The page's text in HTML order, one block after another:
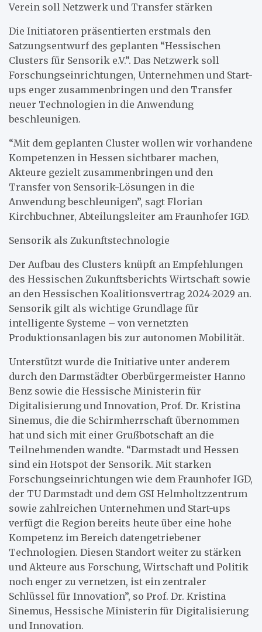
Verein soll Netzwerk und Transfer stärken
Die Initiatoren präsentierten erstmals den
Satzungsentwurf des geplanten “Hessischen
Clusters für Sensorik e.V.”. Das Netzwerk soll
Forschungseinrichtungen, Unternehmen und Start-
ups enger zusammenbringen und den Transfer
neuer Technologien in die Anwendung
beschleunigen.
“Mit dem geplanten Cluster wollen wir vorhandene
Kompetenzen in Hessen sichtbarer machen,
Akteure gezielt zusammenbringen und den
Transfer von Sensorik-Lösungen in die
Anwendung beschleunigen”, sagt Florian
Kirchbuchner, Abteilungsleiter am Fraunhofer IGD.
Sensorik als Zukunftstechnologie
Der Aufbau des Clusters knüpft an Empfehlungen
des Hessischen Zukunftsberichts Wirtschaft sowie
an den Hessischen Koalitionsvertrag 2024-2029 an.
Sensorik gilt als wichtige Grundlage für
intelligente Systeme – von vernetzten
Produktionsanlagen bis zur autonomen Mobilität.
Unterstützt wurde die Initiative unter anderem
durch den Darmstädter Oberbürgermeister Hanno
Benz sowie die Hessische Ministerin für
Digitalisierung und Innovation, Prof. Dr. Kristina
Sinemus, die die Schirmherrschaft übernommen
hat und sich mit einer Grußbotschaft an die
Teilnehmenden wandte. “Darmstadt und Hessen
sind ein Hotspot der Sensorik. Mit starken
Forschungseinrichtungen wie dem Fraunhofer IGD,
der TU Darmstadt und dem GSI Helmholtzzentrum
sowie zahlreichen Unternehmen und Start-ups
verfügt die Region bereits heute über eine hohe
Kompetenz im Bereich datengetriebener
Technologien. Diesen Standort weiter zu stärken
und Akteure aus Forschung, Wirtschaft und Politik
noch enger zu vernetzen, ist ein zentraler
Schlüssel für Innovation”, so Prof. Dr. Kristina
Sinemus, Hessische Ministerin für Digitalisierung
und Innovation.